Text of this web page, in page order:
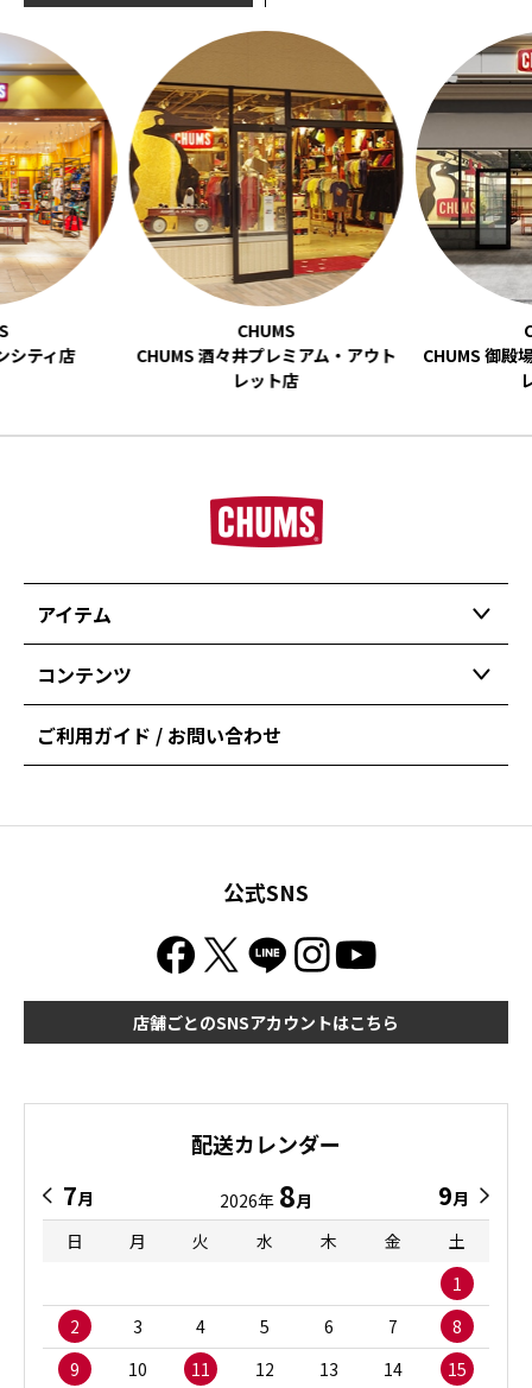
シティ店
CHUMS 酒々井プレミアム・アウト
レット店
CHUMS 御殿
アイテム
コンテンツ
ご利用ガイド / お問い合わせ
公式SNS
店舗ごとのSNSアカウントはこちら
配送カレンダー
7月 2026年 8月 9月
日
月 火 水 木 金
土
1
2
3 4 5 6 7
8
9
10 11 12 13 14 15